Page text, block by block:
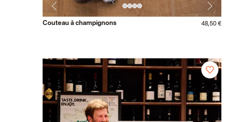
Couteau à champignons 48,50 €